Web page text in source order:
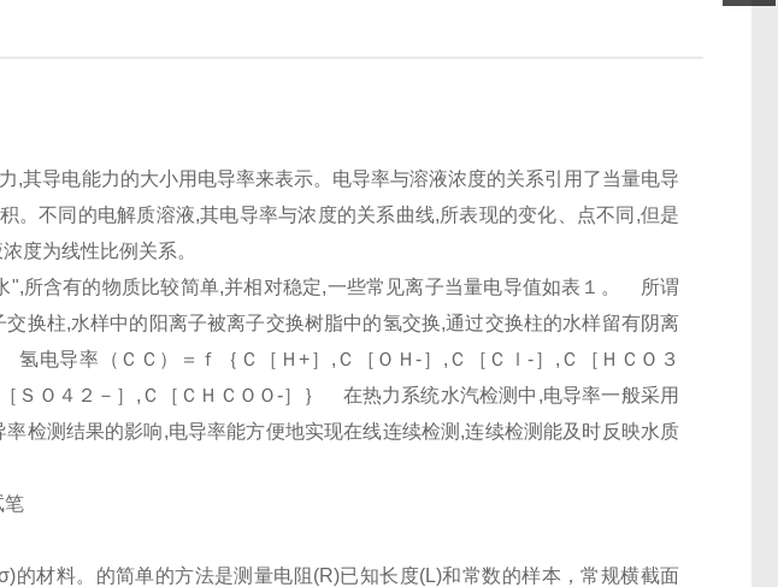
,其导电能力的大小用电导率来表示。电导率与溶液浓度的关系引用了当量电导
。不同的电解质溶液,其电导率与浓度的关系曲线,所表现的变化、点不同,但是
度为线性比例关系。
",所含有的物质比较简单,并相对稳定,一些常见离子当量电导值如表１。 所谓
换柱,水样中的阳离子被离子交换树脂中的氢交换,通过交换柱的水样留有阴离
电导率（ＣＣ）＝ｆ｛Ｃ［Ｈ+］,Ｃ［ＯＨ-］,Ｃ［Ｃｌ-］,Ｃ［ＨＣＯ３
ＳＯ４２－］,Ｃ［ＣＨＣＯＯ-］｝ 在热力系统水汽检测中,电导率一般采用
检测结果的影响,电导率能方便地实现在线连续检测,连续检测能及时反映水质
的材料。的简单的方法是测量电阻(R)已知长度(L)和常数的样本，常规横截面